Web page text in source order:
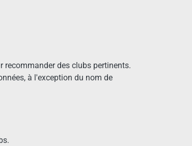
des clubs pertinents.
à l'exception du nom de